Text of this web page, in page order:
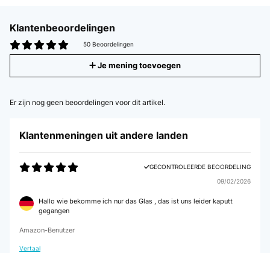
Klantenbeoordelingen
50 Beoordelingen
Je mening toevoegen
Er zijn nog geen beoordelingen voor dit artikel.
Klantenmeningen uit andere landen
GECONTROLEERDE BEOORDELING
09/02/2026
Hallo wie bekomme ich nur das Glas , das ist uns leider kaputt
gegangen
Amazon-Benutzer
Vertaal